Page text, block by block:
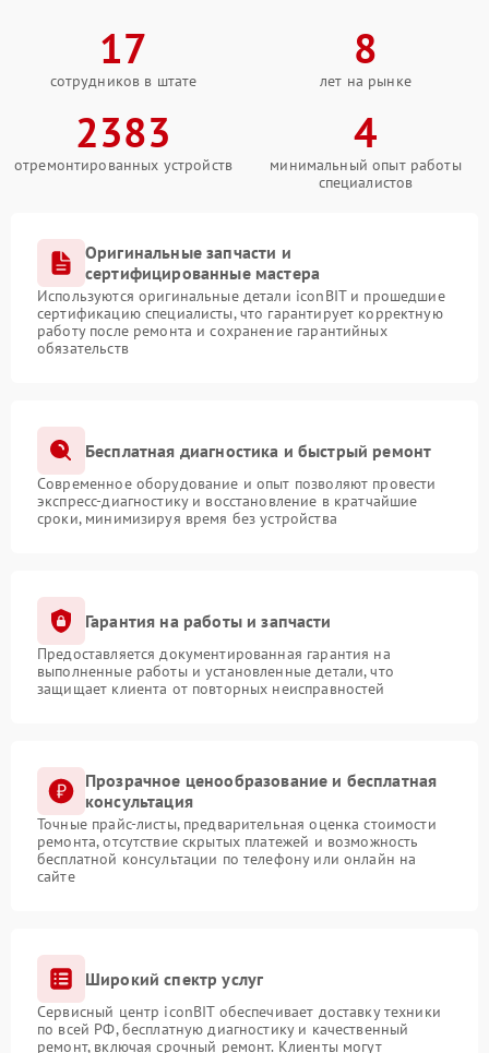
17
сотрудников в штате
8
лет на рынке
2383
отремонтированных устройств
4
минимальный опыт работы
специалистов
Оригинальные запчасти и
сертифицированные мастера
Используются оригинальные детали iconBIT и прошедшие
сертификацию специалисты, что гарантирует корректную
работу после ремонта и сохранение гарантийных
обязательств
Бесплатная диагностика и быстрый ремонт
Современное оборудование и опыт позволяют провести
экспресс-диагностику и восстановление в кратчайшие
сроки, минимизируя время без устройства
Гарантия на работы и запчасти
Предоставляется документированная гарантия на
выполненные работы и установленные детали, что
защищает клиента от повторных неисправностей
Прозрачное ценообразование и бесплатная
консультация
Точные прайс-листы, предварительная оценка стоимости
ремонта, отсутствие скрытых платежей и возможность
бесплатной консультации по телефону или онлайн на
сайте
Широкий спектр услуг
Сервисный центр iconBIT обеспечивает доставку техники
по всей РФ, бесплатную диагностику и качественный
ремонт, включая срочный ремонт. Клиенты могут